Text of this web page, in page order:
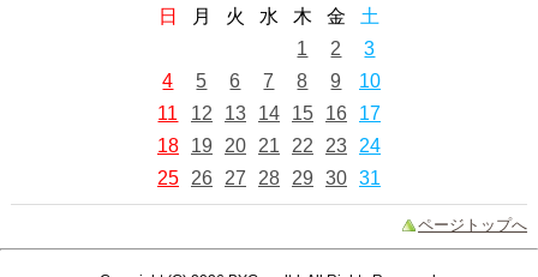
日
月 火 水 木 金
土
1
2
3
4
5 6 7 8 9
10
11
12 13 14 15 16
17
18
19 20 21 22 23
24
25
26 27 28 29 30 31
ページトップへ